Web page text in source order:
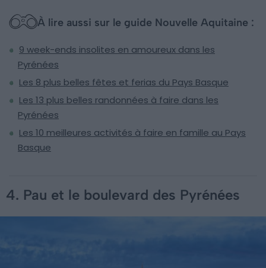
À lire aussi sur le guide Nouvelle Aquitaine :
9 week-ends insolites en amoureux dans les
Pyrénées
Les 8 plus belles fêtes et ferias du Pays Basque
Les 13 plus belles randonnées à faire dans les
Pyrénées
Les 10 meilleures activités à faire en famille au Pays
Basque
4. Pau et le boulevard des Pyrénées